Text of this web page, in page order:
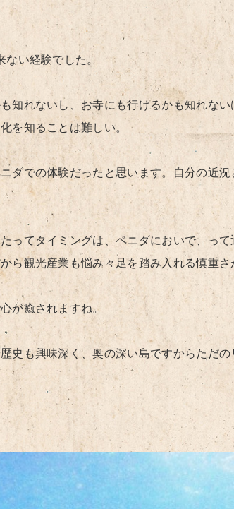
い経験でした。
知れないし、お寺にも行けるかも知れな
を知ることは難しい。
ダでの体験だったと思います。自分の近
ってタイミングは、ペニダにおいで、っ
ら観光産業も悩み々足を踏み入れる慎重さ
が癒されますね。
史も興味深く、奥の深い島ですからただの